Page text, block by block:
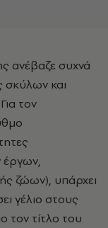
σκύλων και
τον
έργων,
ζώων), υπάρχει
γέλιο στους
τον τίτλο του